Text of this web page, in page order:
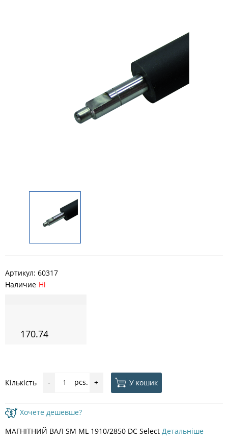
Артикул: 60317
Наличие Ні
170.74
Кількість - pcs. + У кошик
Хочете дешевше?
МАГНІТНИЙ ВАЛ SM ML 1910/2850 DC Select Детальніше